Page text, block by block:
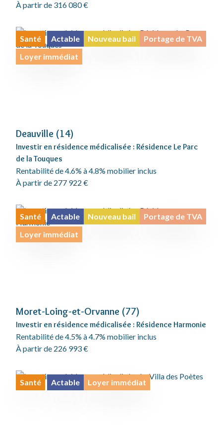
À partir de 316 080 €
Santé Actable Nouveau bail
Portage de TVA
Loyer immédiat
Deauville (14)
Investir en résidence médicalisée : Résidence Le Parc
de la Touques
Rentabilité de 4.6% à 4.8% mobilier inclus
À partir de 277 922 €
Santé Actable Nouveau bail
Portage de TVA
Loyer immédiat
Moret-Loing-et-Orvanne (77)
Investir en résidence médicalisée : Résidence Harmonie
Rentabilité de 4.5% à 4.7% mobilier inclus
À partir de 226 993 €
Santé Actable Loyer immédiat